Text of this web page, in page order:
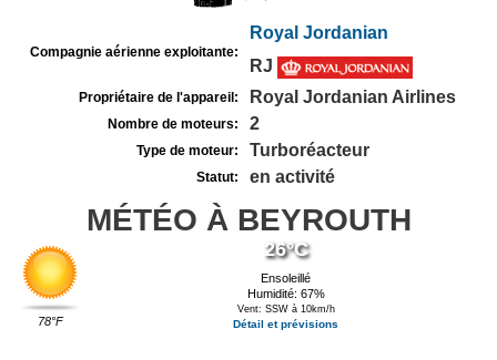
Compagnie aérienne exploitante:
Royal Jordanian
RJ
Propriétaire de l'appareil: Royal Jordanian Airlines
Nombre de moteurs: 2
Type de moteur: Turboréacteur
Statut: en activité
MÉTÉO À BEYROUTH
78°F
26°C
Ensoleillé
Humidité: 67%
Vent: SSW à 10km/h
Détail et prévisions